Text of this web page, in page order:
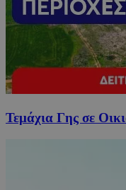
Τεμάχια Γης σε